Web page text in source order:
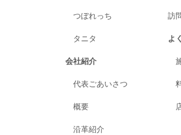
つぼれっち
タニタ
会社紹介
代表ごあいさつ
概要
沿革紹介
訪
よ